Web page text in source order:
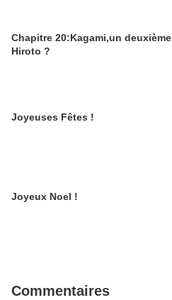
Chapitre 20:Kagami,un deuxième
Hiroto ?
Joyeuses Fêtes !
Joyeux Noel !
Commentaires